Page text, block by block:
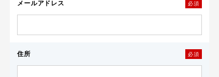
メールアドレス 必須
住所 必須